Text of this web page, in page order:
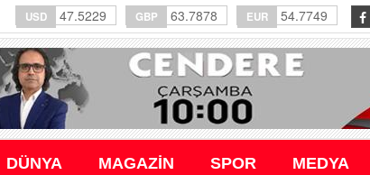
USD 47.5229 GBP 63.7878 EUR 54.7749
DÜNYA MAGAZİN SPOR MEDYA